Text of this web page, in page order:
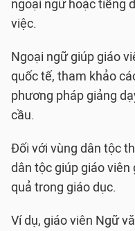
ngoại ngữ hoặc tiếng
việc.
Ngoại ngữ giúp giáo
quốc tế, tham khảo
phương pháp giảng
cầu.
Đối với vùng dân tộc
dân tộc giúp giáo viên
quả trong giáo dục.
Ví dụ, giáo viên Ngữ